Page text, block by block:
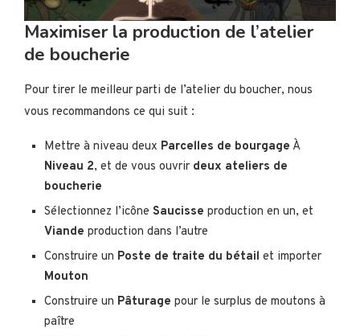
Maximiser la production de l’atelier
de boucherie
Pour tirer le meilleur parti de l’atelier du boucher, nous
vous recommandons ce qui suit :
Mettre à niveau deux Parcelles de bourgage À
Niveau 2, et de vous ouvrir deux ateliers de
boucherie
Sélectionnez l’icône Saucisse production en un, et
Viande production dans l’autre
Construire un Poste de traite du bétail et importer
Mouton
Construire un Pâturage pour le surplus de moutons à
paître